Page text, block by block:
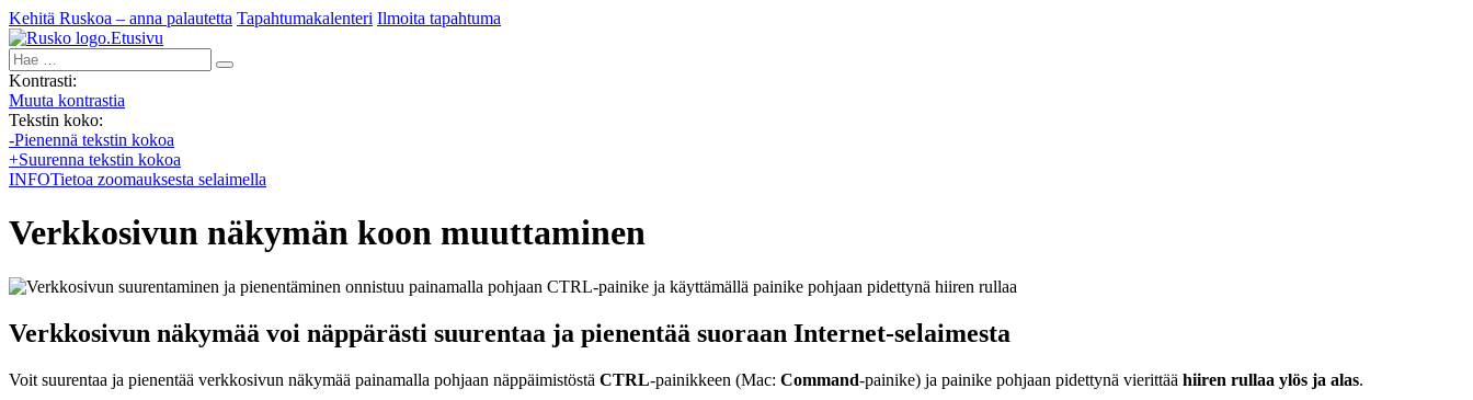
Kehitä Ruskoa – anna palautetta Tapahtumakalenteri Ilmoita tapahtuma
Etusivu
Hae:
Kontrasti:
Muuta kontrastia
Tekstin koko:
-Pienennä tekstin kokoa
+Suurenna tekstin kokoa
INFOTietoa zoomauksesta selaimella
Verkkosivun näkymän koon muuttaminen
Verkkosivun näkymää voi näppärästi suurentaa ja pienentää suoraan Internet-selaimesta
Voit suurentaa ja pienentää verkkosivun näkymää painamalla pohjaan näppäimistöstä CTRL-painikkeen (Mac: Command-painike) ja painike pohjaan pidettynä vierittää hiiren rullaa ylös ja alas.